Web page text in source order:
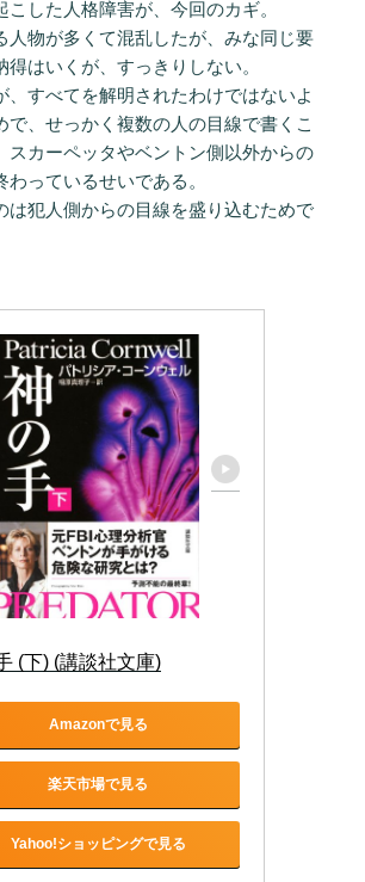
した人格障害が、今回のカギ。
人物が多くて混乱したが、みな同じ要
得はいくが、すっきりしない。
、すべてを解明されたわけではないよ
で、せっかく複数の人の目線で書くこ
スカーペッタやベントン側以外からの
っているせいである。
は犯人側からの目線を盛り込むためで
(下) (講談社文庫)
Amazonで見る
楽天市場で見る
Yahoo!ショッピングで見る